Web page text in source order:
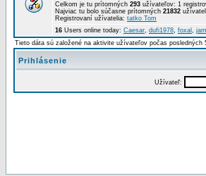
Celkom je tu prítomných 293 užívateľov: 1
Najviac tu bolo súčasne prítomných 21832
Registrovaní užívatelia: tatko Tom
16 Users online today: Caesar, dufi1978, foxal ,
Tieto dáta sú založené na aktivite užívateľov počas posledných
Prihlásenie
Užívateľ: